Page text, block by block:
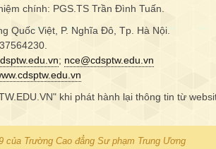
chính: PGS.TS Trần Đình Tuấn.
Quốc Việt, P. Nghĩa Đô, Tp. Hà Nội.
; nce@cdsptw.edu.vn
khi phát hành lại thông tin từ
của Trường Cao đẳng Sư phạm Trung Ương